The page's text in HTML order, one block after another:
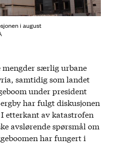
i august
særlig urbane
samtidig som landet
under president
har fulgt diskusjonen
etterkant av katastrofen
avslørende spørsmål om
har fungert i